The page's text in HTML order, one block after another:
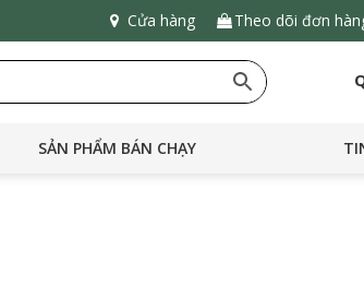
Cửa hàng Theo dõi đơn
SẢN PHẨM BÁN CHẠY